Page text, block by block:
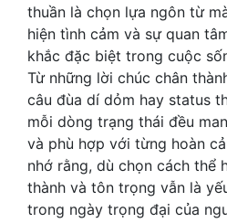
thuần là chọn lựa ngôn từ
hiện tình cảm và sự quan
khắc đặc biệt trong cuộc
Từ những lời chúc chân
câu đùa dí dỏm hay status
mỗi dòng trạng thái đều
và phù hợp với từng hoàn
nhớ rằng, dù chọn cách thể
thành và tôn trọng vẫn là
trong ngày trọng đại của